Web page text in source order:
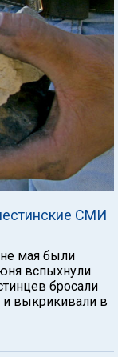
СМИ
мая были
вспыхнули
бросали
и выкрикивали в